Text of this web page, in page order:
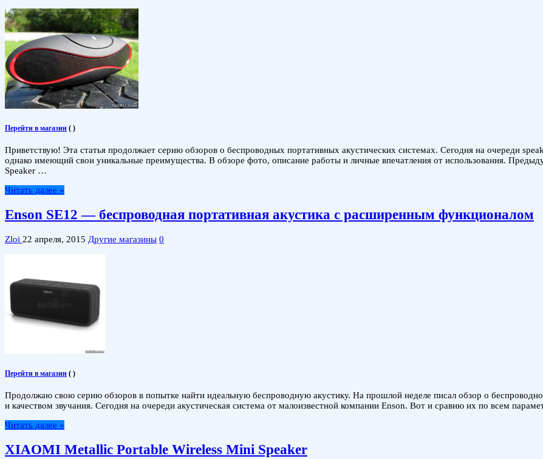
Перейти в магазин ( )
Приветствую! Эта статья продолжает серию обзоров о беспроводных портативных акустических системах. Сегодня на очереди
однако имеющий свои уникальные преимущества. В обзоре фото, описание работы и личные впечатления от использования.
Speaker …
Читать далее »
Enson SE12 — беспроводная портативная акустика с расширенным функционалом
Zloi 22 апреля, 2015 Другие магазины 0
Перейти в магазин ( )
Продолжаю свою серию обзоров в попытке найти идеальную беспроводную акустику. На прошлой неделе писал обзор о
и качеством звучания. Сегодня на очереди акустическая система от малоизвестной компании Enson. Вот и сравню их по всем
Читать далее »
XIAOMI Metallic Portable Wireless Mini Speaker